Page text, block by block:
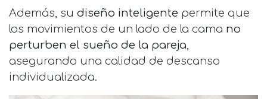
Además, su diseño inteligente permite que
los movimientos de un lado de la cama no
perturben el sueño de la pareja,
asegurando una calidad de descanso
individualizada.